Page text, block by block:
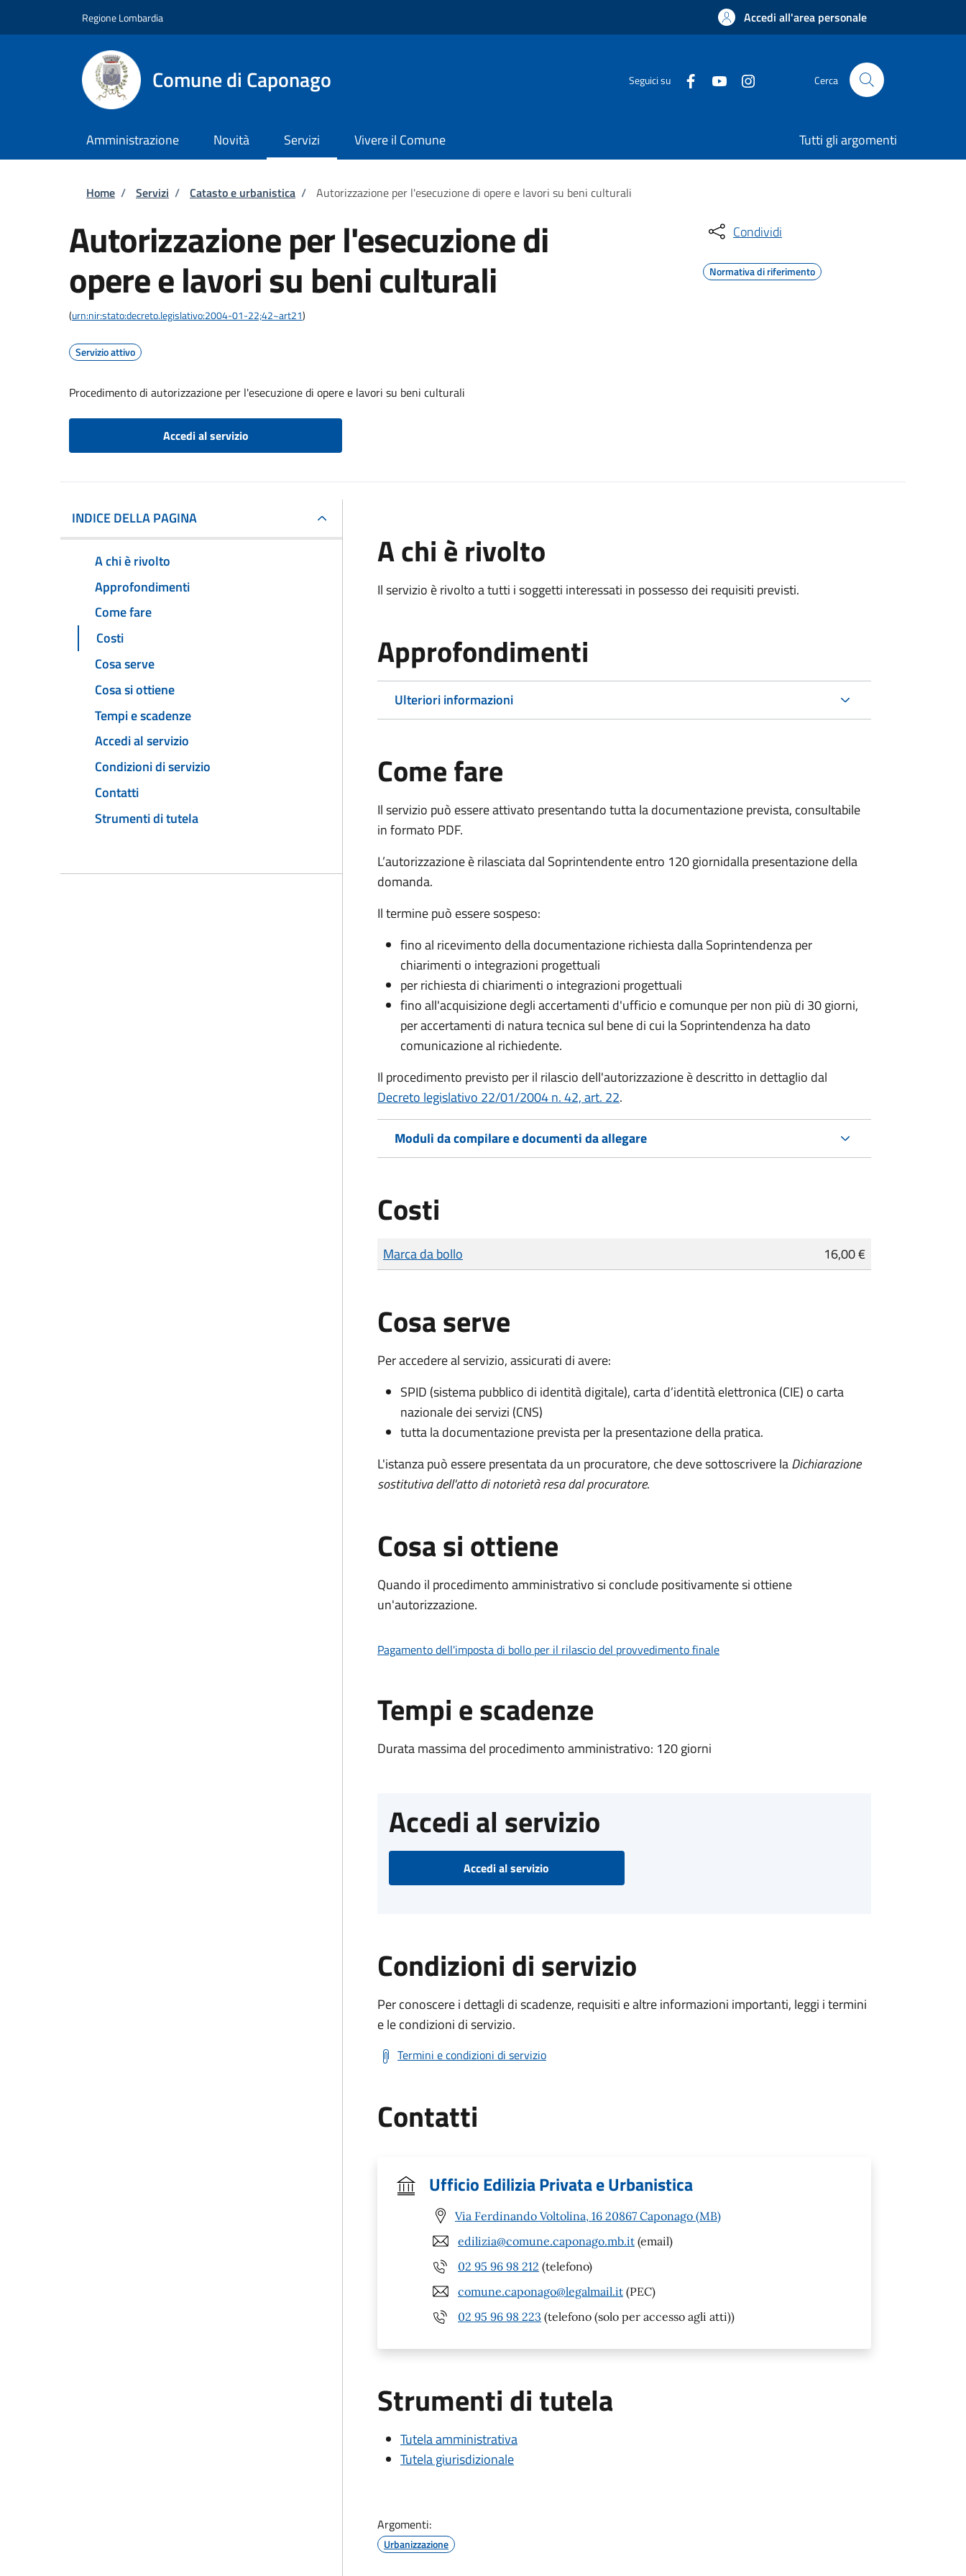
Regione Lombardia Accedi all'area personale
Comune di Caponago Seguici su Cerca
Amministrazione Novità Servizi Vivere il Comune Tutti gli argomenti
Briciole di pane
Home / Servizi / Catasto e urbanistica / Autorizzazione per l'esecuzione di opere e lavori su beni culturali
Autorizzazione per l'esecuzione di
opere e lavori su beni culturali
(urn:nir:stato:decreto.legislativo:2004-01-22;42~art21)
Servizio attivo
Procedimento di autorizzazione per l'esecuzione di opere e lavori su beni culturali
Accedi al servizio
Condividi
Normativa di riferimento
INDICE DELLA PAGINA
A chi è rivolto
Approfondimenti
Come fare
Costi
Cosa serve
Cosa si ottiene
Tempi e scadenze
Accedi al servizio
Condizioni di servizio
Contatti
Strumenti di tutela
A chi è rivolto
Il servizio è rivolto a tutti i soggetti interessati in possesso dei requisiti previsti.
Approfondimenti
Ulteriori informazioni
Come fare
Il servizio può essere attivato presentando tutta la documentazione prevista, consultabile
in formato PDF.
L’autorizzazione è rilasciata dal Soprintendente entro 120 giornidalla presentazione della
domanda.
Il termine può essere sospeso:
fino al ricevimento della documentazione richiesta dalla Soprintendenza per
chiarimenti o integrazioni progettuali
per richiesta di chiarimenti o integrazioni progettuali
fino all'acquisizione degli accertamenti d'ufficio e comunque per non più di 30 giorni,
per accertamenti di natura tecnica sul bene di cui la Soprintendenza ha dato
comunicazione al richiedente.
Il procedimento previsto per il rilascio dell'autorizzazione è descritto in dettaglio dal
Decreto legislativo 22/01/2004 n. 42, art. 22.
Moduli da compilare e documenti da allegare
Costi
Tipo di pagamento
Importo
Marca da bollo 16,00 €
Cosa serve
Per accedere al servizio, assicurati di avere:
SPID (sistema pubblico di identità digitale), carta d’identità elettronica (CIE) o carta
nazionale dei servizi (CNS)
tutta la documentazione prevista per la presentazione della pratica.
L'istanza può essere presentata da un procuratore, che deve sottoscrivere laDichiarazione
sostitutiva dell'atto di notorietà resa dal procuratore.
Cosa si ottiene
Quando il procedimento amministrativo si conclude positivamente si ottiene
un'autorizzazione.
Pagamento dell'imposta di bollo per il rilascio del provvedimento finale
Tempi e scadenze
Durata massima del procedimento amministrativo: 120 giorni
Accedi al servizio
Accedi al servizio
Condizioni di servizio
Per conoscere i dettagli di scadenze, requisiti e altre informazioni importanti, leggi i termini
e le condizioni di servizio.
Termini e condizioni di servizio
Contatti
Ufficio Edilizia Privata e Urbanistica
Via Ferdinando Voltolina, 16 20867 Caponago (MB)
edilizia@comune.caponago.mb.it (email)
02 95 96 98 212 (telefono)
comune.caponago@legalmail.it (PEC)
02 95 96 98 223 (telefono (solo per accesso agli atti))
Strumenti di tutela
Tutela amministrativa
Tutela giurisdizionale
Argomenti:
Urbanizzazione